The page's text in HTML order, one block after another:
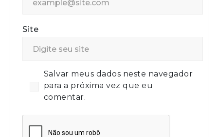
Site
Salvar meus dados neste navegador
para a próxima vez que eu
comentar.